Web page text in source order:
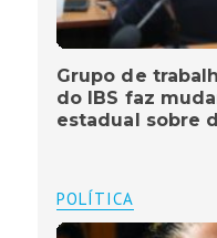
Grupo de
do IBS faz
estadual sobre
POLÍTICA